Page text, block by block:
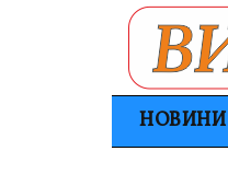
НОВИНИ